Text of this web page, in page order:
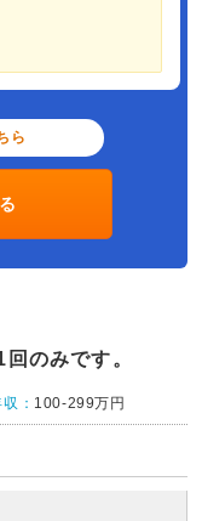
ら
のみです。
： 100-299万円